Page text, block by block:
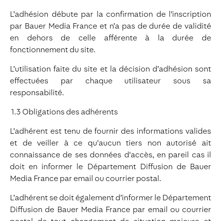
L’adhésion débute par la confirmation de l’inscription
par Bauer Media France et n’a pas de durée de validité
en dehors de celle afférente à la durée de
fonctionnement du site.
L’utilisation faite du site et la décision d’adhésion sont
effectuées par chaque utilisateur sous sa
responsabilité.
1.3 Obligations des adhérents
L’adhérent est tenu de fournir des informations valides
et de veiller à ce qu'aucun tiers non autorisé ait
connaissance de ses données d'accès, en pareil cas il
doit en informer le Département Diffusion de Bauer
Media France par email ou courrier postal.
L’adhérent se doit également d’informer le Département
Diffusion de Bauer Media France par email ou courrier